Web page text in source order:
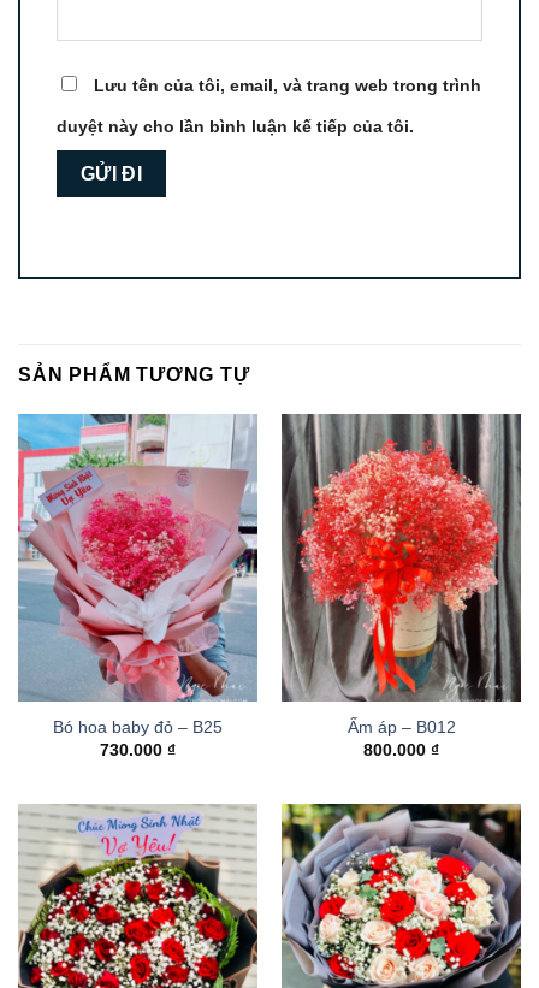
Lưu tên của tôi, email, và trang web trong trình
duyệt này cho lần bình luận kế tiếp của tôi.
SẢN PHẨM TƯƠNG TỰ
Bó hoa baby đỏ – B25
730.000 ₫
Ấm áp – B012
800.000 ₫